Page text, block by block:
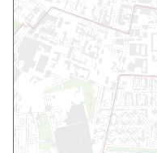
Тренер по аква-
фитнесу
КМС по спортивной